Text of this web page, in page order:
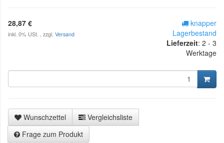
28,87 €
inkl. 0% USt. , zzgl. Versand
knapper
Lagerbestand
Lieferzeit: 2 - 3
Werktage
Wunschzettel
Vergleichsliste
Frage zum Produkt